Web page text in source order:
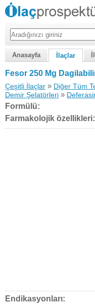
Anasayfa İlaçlar
Fesor 250 Mg
Çeşitli İlaçlar » Diğer Tüm
Demir Şelatörleri »
Formülü:
Farmakolojik özellikleri:
Endikasyonları: